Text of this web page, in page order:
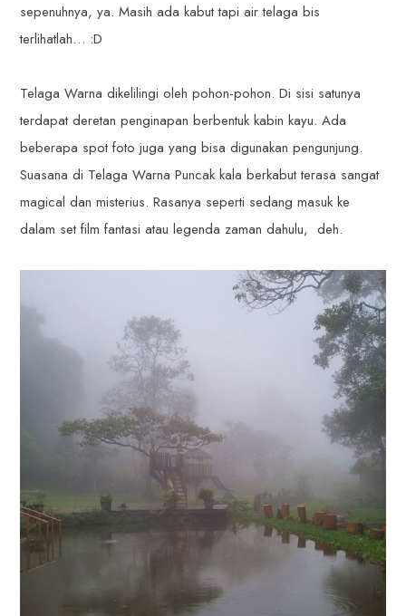
sepenuhnya, ya. Masih ada kabut tapi air telaga bis
terlihatlah… :D
Telaga Warna dikelilingi oleh pohon-pohon. Di sisi satunya
terdapat deretan penginapan berbentuk kabin kayu. Ada
beberapa spot foto juga yang bisa digunakan pengunjung.
Suasana di Telaga Warna Puncak kala berkabut terasa sangat
magical dan misterius. Rasanya seperti sedang masuk ke
dalam set film fantasi atau legenda zaman dahulu, deh.